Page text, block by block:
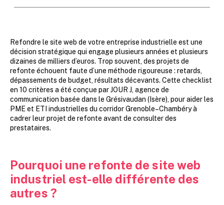
Refondre le site web de votre entreprise industrielle est une
décision stratégique qui engage plusieurs années et plusieurs
dizaines de milliers d’euros. Trop souvent, des projets de
refonte échouent faute d’une méthode rigoureuse : retards,
dépassements de budget, résultats décevants. Cette checklist
en 10 critères a été conçue par JOUR J, agence de
communication basée dans le Grésivaudan (Isère), pour aider les
PME et ETI industrielles du corridor Grenoble–Chambéry à
cadrer leur projet de refonte avant de consulter des
prestataires.
Pourquoi une refonte de site web
industriel est-elle différente des
autres ?